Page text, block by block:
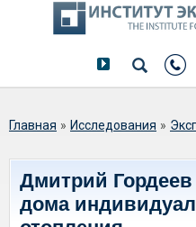
Вы здесь
Главная » Исследования »
Дмитрий
дома